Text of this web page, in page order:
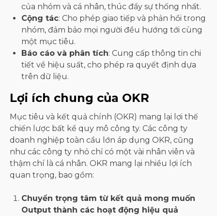
của nhóm và cá nhân, thúc đẩy sự thống nhất.
Cộng tác: Cho phép giao tiếp và phản hồi trong
nhóm, đảm bảo mọi người đều hướng tới cùng
một mục tiêu.
Báo cáo và phân tích: Cung cấp thông tin chi
tiết về hiệu suất, cho phép ra quyết định dựa
trên dữ liệu.
Lợi ích chung của OKR
Mục tiêu và kết quả chính (OKR) mang lại lợi thế
chiến lược bất kể quy mô công ty. Các công ty
doanh nghiệp toàn cầu lớn áp dụng OKR, cũng
như các công ty nhỏ chỉ có một vài nhân viên và
thậm chí là cá nhân. OKR mang lại nhiều lợi ích
quan trọng, bao gồm:
Chuyển trọng tâm từ kết quả mong muốn
Output thành các hoạt động hiệu quả